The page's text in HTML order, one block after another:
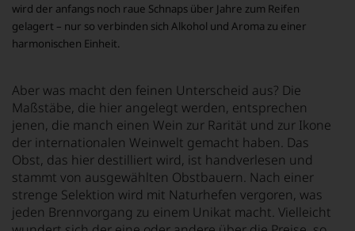
wird der anfangs noch raue Schnaps über Jahre zum Reifen
gelagert – nur so verbinden sich Alkohol und Aroma zu einer
harmonischen Einheit.
Aber was macht den feinen Unterscheid aus? Die
Maßstäbe, die hier angelegt werden, entsprechen
jenen, die manch einen Wein zur Rarität und zur Ikone
der internationalen Weinwelt gemacht haben. Das
Obst, das hier destilliert wird, ist handverlesen und
stammt von ausgewählten Obstbauern. Nach einer
strenge Selektion wird mit Naturhefen vergoren, was
jeden Brennvorgang zu einem Unikat macht. Vielleicht